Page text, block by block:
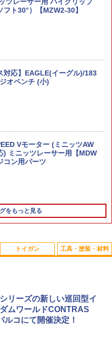
丸穴ボールベアリング(4個)
で＋P10倍★要エントリー】
HGUC 1/144 AMX-107
(20220126)
・王様ver.ー 【全1種】
月予約 ガチャ【サンリオキャ
トキメキステッキチャーム
ズンFig. ディズニーツイステ
ーランドVol.5 オクタヴィネ
ム コンプリート 4種セット】
セクターギア スチール製
AR-15 スチールレシーバ
ガスブロ スチール 黒染め
ット[東京マルイ EVOLT M4
フト30°）【MZW2-30】
対応】EAGLE(イーグル)/183
オペンチ (小)
Vモーター (ミニッツAW
) ミニッツレーサー用【MDW
コン用パーツ
をもっと見る
NATIONS S.H.フィギュアー
製法） 仮面ライダーBLACK
PVC&ABS&布製 塗装済み
ュア
バンダイ スピリッツ)
J00 メルンジャ[カラーA] 色
ラモデル
トイガン
(TOKYO MARUI) No.25 コル
ト HG 18歳以上エアーHOP
工具・塗装・材料
Mr.トップコート 水性プレ
プコートスプレー 光沢 88ml
上材 B601
リーズの新しい巡回型イ
ムワールドCONTRAS
ルコにて開催決定！